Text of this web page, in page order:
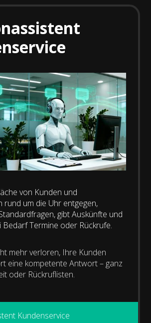
Kundenservice
von Kunden und
rund um die Uhr entgegen,
gibt Auskünfte und
Bedarf Termine oder Rückrufe.
mehr verloren, Ihre Kunden
eine kompetente Antwort – ganz
oder Rückruflisten.